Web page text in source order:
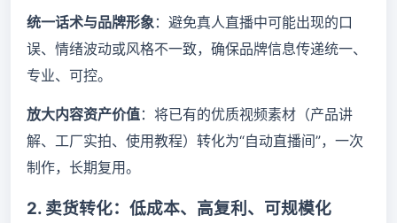
统一话术与品牌形象：避免真人直播中可能出现的口
误、情绪波动或风格不一致，确保品牌信息传递统一、
专业、可控。
放大内容资产价值：将已有的优质视频素材（产品讲
解、工厂实拍、使用教程）转化为“自动直播间”，一次
制作，长期复用。
2. 卖货转化：低成本、高复利、可规模化